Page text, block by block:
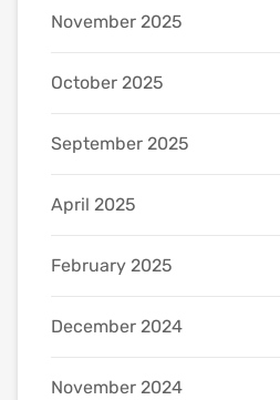
November 2025
October 2025
September 2025
April 2025
February 2025
December 2024
November 2024